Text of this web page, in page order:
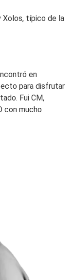
Xolos, típico de la
en
para disfrutar
Fui CM,
con mucho